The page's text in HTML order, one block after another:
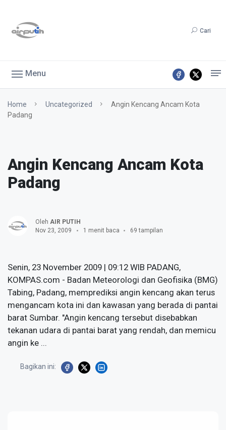
Cari
Menu
Home Uncategorized
Angin Kencang Ancam Kota
Padang
Angin Kencang Ancam Kota
Padang
Oleh AIR PUTIH
Nov 23, 2009
1 menit baca 69 tampilan
Senin, 23 November 2009 | 09:12 WIB PADANG,
KOMPAS.com - Badan Meteorologi dan Geofisika (BMG)
Tabing, Padang, memprediksi angin kencang akan terus
mengancam kota ini dan kawasan yang berada di pantai
barat Sumbar. "Angin kencang tersebut disebabkan
tekanan udara di pantai barat yang rendah, dan memicu
angin ke ...
Bagikan ini: